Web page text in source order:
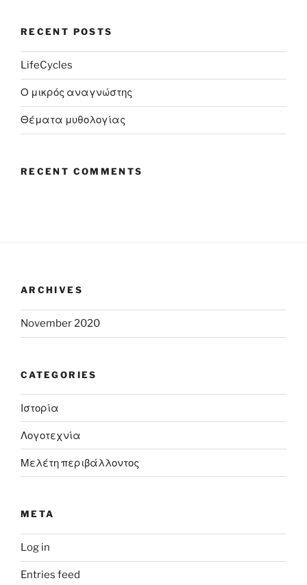
RECENT POSTS
LifeCycles
Ο μικρός αναγνώστης
Θέματα μυθολογίας
RECENT COMMENTS
ARCHIVES
November 2020
CATEGORIES
Ιστορία
Λογοτεχνία
Μελέτη περιβάλλοντος
META
Log in
Entries feed